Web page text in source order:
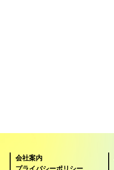
会社案内
プライバシーポリシー